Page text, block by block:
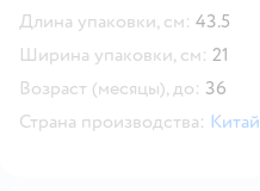
Длина упаковки, см: 43.5
Ширина упаковки, см: 21
Возраст (месяцы), до: 36
Страна производства: Китай